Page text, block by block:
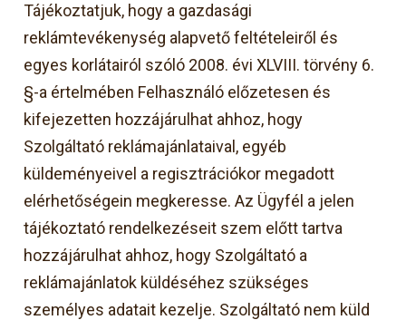
Tájékoztatjuk, hogy a gazdasági
reklámtevékenység alapvető feltételeiről és
egyes korlátairól szóló 2008. évi XLVIII. törvény 6.
§-a értelmében Felhasználó előzetesen és
kifejezetten hozzájárulhat ahhoz, hogy
Szolgáltató reklámajánlataival, egyéb
küldeményeivel a regisztrációkor megadott
elérhetőségein megkeresse. Az Ügyfél a jelen
tájékoztató rendelkezéseit szem előtt tartva
hozzájárulhat ahhoz, hogy Szolgáltató a
reklámajánlatok küldéséhez szükséges
személyes adatait kezelje. Szolgáltató nem küld